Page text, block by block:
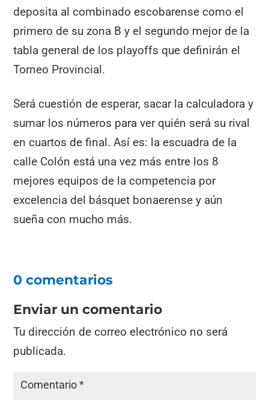
deposita al combinado escobarense como el
primero de su zona B y el segundo mejor de la
tabla general de los playoffs que definirán el
Torneo Provincial.
Será cuestión de esperar, sacar la calculadora y
sumar los números para ver quién será su rival
en cuartos de final. Así es: la escuadra de la
calle Colón está una vez más entre los 8
mejores equipos de la competencia por
excelencia del básquet bonaerense y aún
sueña con mucho más.
0 comentarios
Enviar un comentario
Tu dirección de correo electrónico no será
publicada.